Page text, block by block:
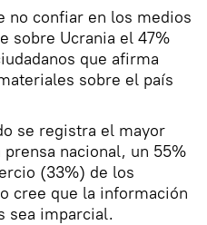
no confiar en los medios
sobre Ucrania el 47%
que afirma
sobre el país
se registra el mayor
nacional, un 55%
(33%) de los
cree que la información
sea imparcial.